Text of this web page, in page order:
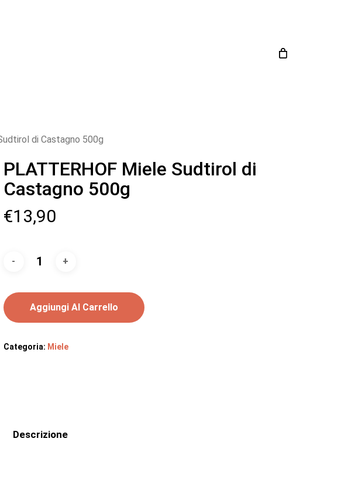
di Castagno 500g
PLATTERHOF Miele Sudtirol di
Castagno 500g
€13,90
Aggiungi Al Carrello
Categoria: Miele
Descrizione